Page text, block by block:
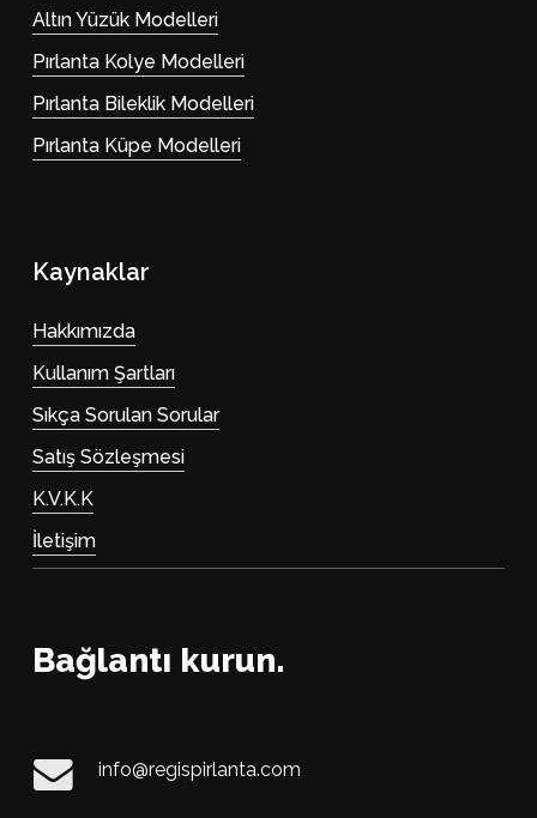
Altın Yüzük Modelleri
Pırlanta Kolye Modelleri
Pırlanta Bileklik Modelleri
Pırlanta Küpe Modelleri
Kaynaklar
Hakkımızda
Kullanım Şartları
Sıkça Sorulan Sorular
Satış Sözleşmesi
K.V.K.K
İletişim
Bağlantı kurun.
info@regispirlanta.com